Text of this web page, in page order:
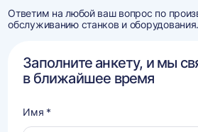
Ответим на любой ваш вопрос по
обслуживанию станков и оборудования.
Заполните анкету, и мы
в ближайшее время
Имя *